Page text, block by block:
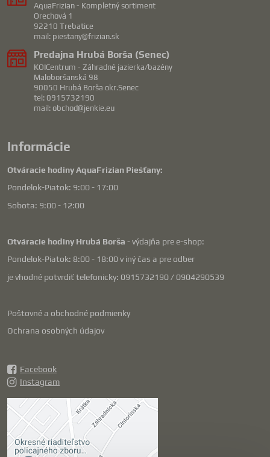
AquaFrizian - Kompletný sortiment
Orechová 1
92210 Trebatice
mail: piestany@frizian.sk
Predajna Hrubá Borša (Senec)
KOICentrum - Záhradné jazierka/bazény
Maloboršanská 98
90050 Hrubá Borša okr.Senec
tel: 0915732190
mail: obchod@jenkie.eu
Informácie
Otváracie hodiny AquaFrizian Piešťany:
Pondelok-Piatok: 9:00 - 17:00
Sobota: 9:00 - 12:00
Otváracie hodiny Hrubá Borša - výdajňa pre e-shop:
Pondelok-Piatok: 8:00 - 18:00 v iný čas a pre odber
je vhodné potvrdiť telefonicky: 0915732190 / 0904290539
Poštovné a obchodné podmienky
Ochrana osobných údajov
Facebook
Instagram
Externý obsah je
blokovaný Voľbami